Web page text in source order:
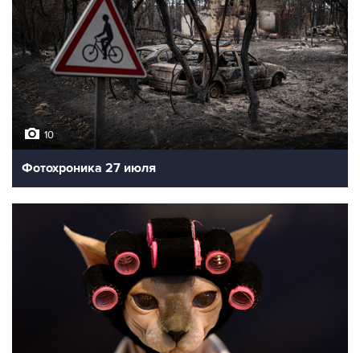
10
Фотохроника 27 июля